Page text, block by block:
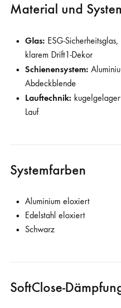
Material und
Glas: ESG-
klarem Drift1-Dekor
Schienensystem:
Abdeckblende
Lauftechnik:
Lauf
Systemfarben
Aluminium eloxiert
Edelstahl eloxiert
Schwarz
SoftClose-